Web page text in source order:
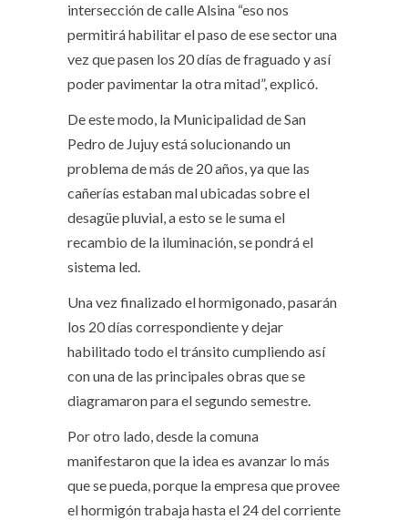
intersección de calle Alsina “eso nos
permitirá habilitar el paso de ese sector una
vez que pasen los 20 días de fraguado y así
poder pavimentar la otra mitad”, explicó.
De este modo, la Municipalidad de San
Pedro de Jujuy está solucionando un
problema de más de 20 años, ya que las
cañerías estaban mal ubicadas sobre el
desagüe pluvial, a esto se le suma el
recambio de la iluminación, se pondrá el
sistema led.
Una vez finalizado el hormigonado, pasarán
los 20 días correspondiente y dejar
habilitado todo el tránsito cumpliendo así
con una de las principales obras que se
diagramaron para el segundo semestre.
Por otro lado, desde la comuna
manifestaron que la idea es avanzar lo más
que se pueda, porque la empresa que provee
el hormigón trabaja hasta el 24 del corriente